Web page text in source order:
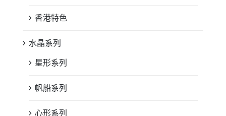
香港特色
水晶系列
星形系列
帆船系列
心形系列